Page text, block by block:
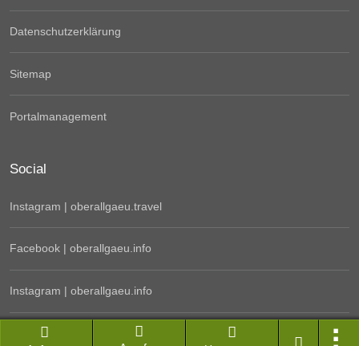
Datenschutzerklärung
Sitemap
Portalmanagement
Social
Instagram | oberallgaeu.travel
Facebook | oberallgaeu.info
Instagram | oberallgaeu.info